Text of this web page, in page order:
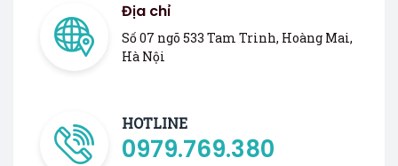
Địa chỉ
Số 07 ngõ 533 Tam Trinh, Hoàng Mai,
Hà Nội
HOTLINE
0979.769.380